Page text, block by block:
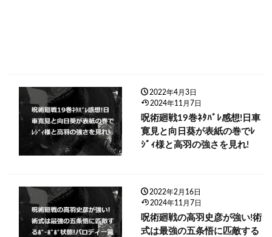
2022年4月3日
2024年11月7日
呪術廻戦19巻ﾈﾀﾊﾞﾚ感想!日車
寛見と向日葵が表紙の巻でﾚ
ｼﾞｨ様と高羽の強さを見れ!
2022年2月16日
2024年11月7日
呪術廻戦の高羽史彦が強い!術
式は最強の五条悟に匹敵する